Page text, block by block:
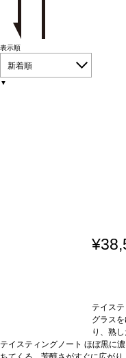
表示順
新着順
▼
テイス
グラス
り、熟
のオー
テイスティングノート ほぼ黒に